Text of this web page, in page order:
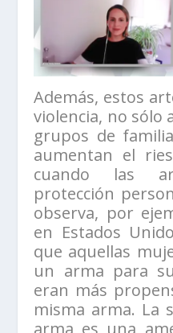
Además, estos
violencia, no sólo
grupos de
aumentan el
cuando las
protección
observa, por
en Estados
que aquellas
un arma para
eran más
misma arma. La